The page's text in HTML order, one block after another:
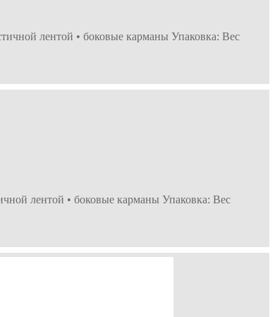
лентой • боковые карманы Упаковка: Вес
лентой • боковые карманы Упаковка: Вес